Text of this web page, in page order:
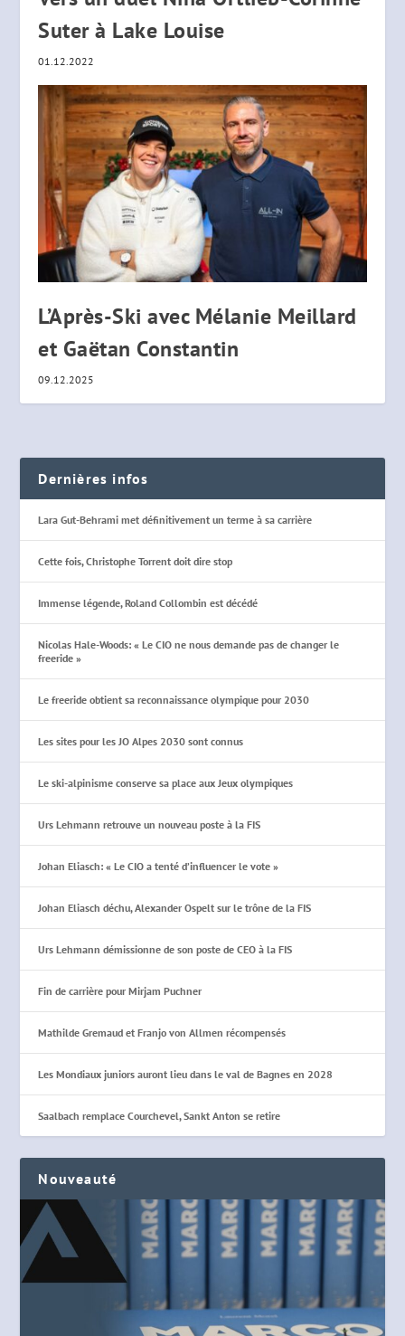
Suter à Lake Louise
01.12.2022
L’Après-Ski avec Mélanie Meillard
et Gaëtan Constantin
09.12.2025
Dernières infos
Lara Gut-Behrami met définitivement un terme à sa carrière
Cette fois, Christophe Torrent doit dire stop
Immense légende, Roland Collombin est décédé
Nicolas Hale-Woods: « Le CIO ne nous demande pas de changer le
freeride »
Le freeride obtient sa reconnaissance olympique pour 2030
Les sites pour les JO Alpes 2030 sont connus
Le ski-alpinisme conserve sa place aux Jeux olympiques
Urs Lehmann retrouve un nouveau poste à la FIS
Johan Eliasch: « Le CIO a tenté d’influencer le vote »
Johan Eliasch déchu, Alexander Ospelt sur le trône de la FIS
Urs Lehmann démissionne de son poste de CEO à la FIS
Fin de carrière pour Mirjam Puchner
Mathilde Gremaud et Franjo von Allmen récompensés
Les Mondiaux juniors auront lieu dans le val de Bagnes en 2028
Saalbach remplace Courchevel, Sankt Anton se retire
Nouveauté